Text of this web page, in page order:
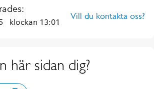
klockan 13:01
Vill du kontakta oss?
här sidan dig?